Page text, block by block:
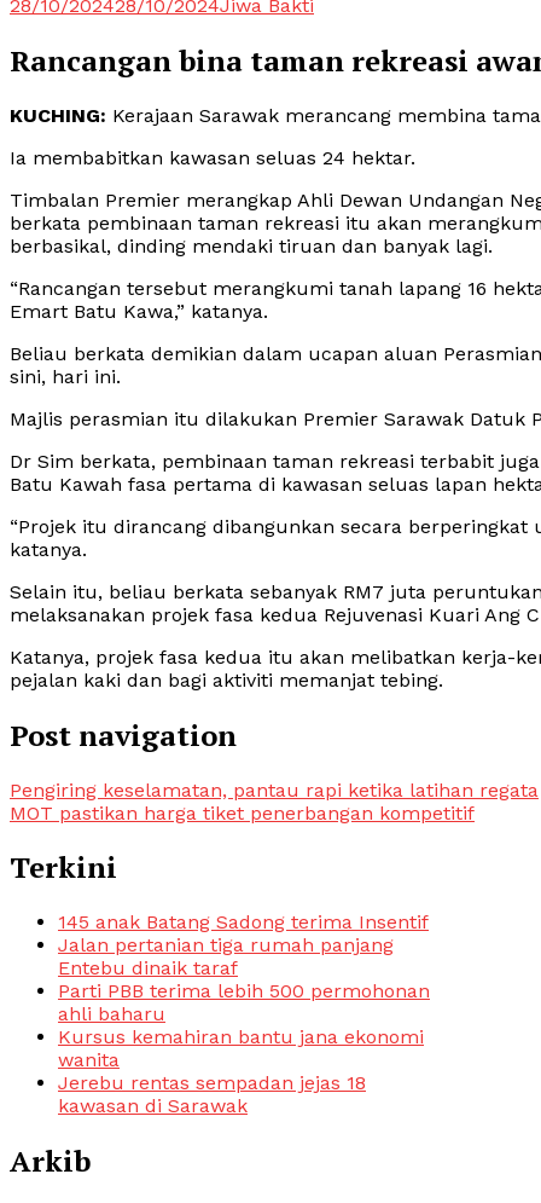
28/10/202428/10/2024Jiwa Bakti
Rancangan bina taman rekreasi
KUCHING: Kerajaan Sarawak merancang membina
Ia membabitkan kawasan seluas 24 hektar.
Timbalan Premier merangkap Ahli Dewan Undangan
berkata pembinaan taman rekreasi itu akan
berbasikal, dinding mendaki tiruan dan banyak lagi.
“Rancangan tersebut merangkumi tanah lapang 16
Emart Batu Kawa,” katanya.
Beliau berkata demikian dalam ucapan aluan
sini, hari ini.
Majlis perasmian itu dilakukan Premier Sarawak Datuk
Dr Sim berkata, pembinaan taman rekreasi terbabit
Batu Kawah fasa pertama di kawasan seluas lapan
“Projek itu dirancang dibangunkan secara
katanya.
Selain itu, beliau berkata sebanyak RM7 juta
melaksanakan projek fasa kedua Rejuvenasi Kuari Ang
Katanya, projek fasa kedua itu akan melibatkan kerja-
pejalan kaki dan bagi aktiviti memanjat tebing.
Post navigation
Pengiring keselamatan, pantau rapi ketika latihan regata
MOT pastikan harga tiket penerbangan kompetitif
Terkini
145 anak Batang Sadong terima Insentif
Jalan pertanian tiga rumah panjang
Entebu dinaik taraf
Parti PBB terima lebih 500 permohonan
ahli baharu
Kursus kemahiran bantu jana ekonomi
wanita
Jerebu rentas sempadan jejas 18
kawasan di Sarawak
Arkib